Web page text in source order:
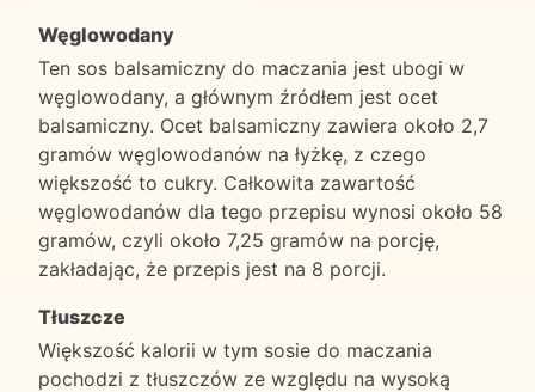
Węglowodany
Ten sos balsamiczny do maczania jest ubogi w
węglowodany, a głównym źródłem jest ocet
balsamiczny. Ocet balsamiczny zawiera około 2,7
gramów węglowodanów na łyżkę, z czego
większość to cukry. Całkowita zawartość
węglowodanów dla tego przepisu wynosi około 58
gramów, czyli około 7,25 gramów na porcję,
zakładając, że przepis jest na 8 porcji.
Tłuszcze
Większość kalorii w tym sosie do maczania
pochodzi z tłuszczów ze względu na wysoką